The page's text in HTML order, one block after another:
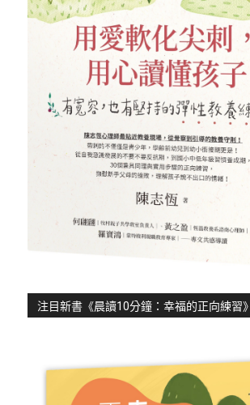
注目新書《晨讀10分鐘：幸福的正向練習》